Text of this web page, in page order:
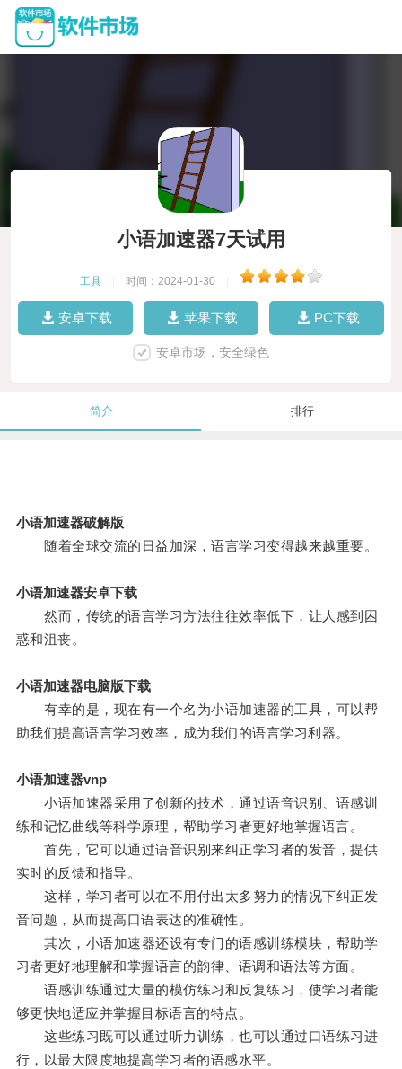
小语加速器7天试用
工具 时间：2024-01-30
安卓下载 苹果下载 PC下载
安卓市场，安全绿色
简介 排行
小语加速器破解版
随着全球交流的日益加深，语言学习变得越来越重要。
小语加速器安卓下载
然而，传统的语言学习方法往往效率低下，让人感到困
惑和沮丧。
小语加速器电脑版下载
有幸的是，现在有一个名为小语加速器的工具，可以帮
助我们提高语言学习效率，成为我们的语言学习利器。
小语加速器vnp
小语加速器采用了创新的技术，通过语音识别、语感训
练和记忆曲线等科学原理，帮助学习者更好地掌握语言。
首先，它可以通过语音识别来纠正学习者的发音，提供
实时的反馈和指导。
这样，学习者可以在不用付出太多努力的情况下纠正发
音问题，从而提高口语表达的准确性。
其次，小语加速器还设有专门的语感训练模块，帮助学
习者更好地理解和掌握语言的韵律、语调和语法等方面。
语感训练通过大量的模仿练习和反复练习，使学习者能
够更快地适应并掌握目标语言的特点。
这些练习既可以通过听力训练，也可以通过口语练习进
行，以最大限度地提高学习者的语感水平。